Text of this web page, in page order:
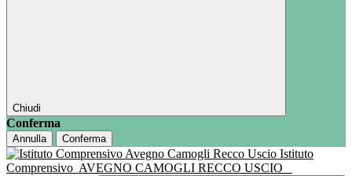
Chiudi
Conferma
Annulla Conferma
Istituto
Comprensivo AVEGNO CAMOGLI RECCO USCIO